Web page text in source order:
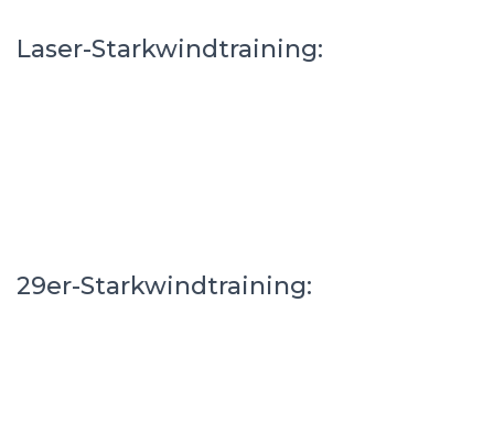
Laser-Starkwindtraining:
29er-Starkwindtraining: